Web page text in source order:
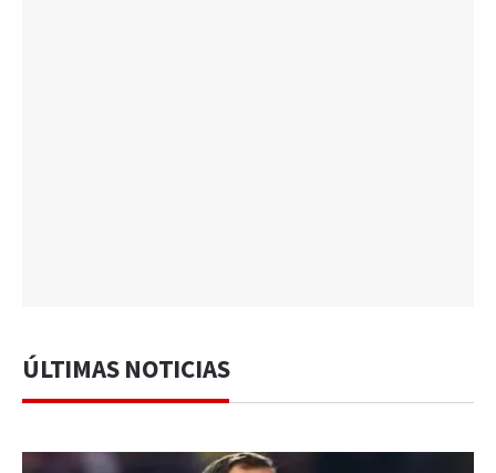
ÚLTIMAS NOTICIAS